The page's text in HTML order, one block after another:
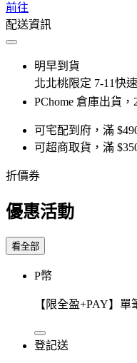
前往
配送資訊
明早到貨
北北桃限定 7-11快
PChome 倉庫出貨
可宅配到府，滿
可超商取貨，滿
折價券
優惠活動
看全部
P幣
【限全盈+PAY】單
登記送